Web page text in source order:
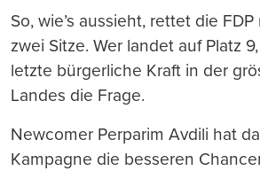
So, wie’s aussieht, rettet die
zwei Sitze. Wer landet auf Platz
letzte bürgerliche Kraft in der
Landes die Frage.
Newcomer Perparim Avdili hat
Kampagne die besseren